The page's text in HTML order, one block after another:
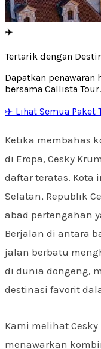
✈️
Tertarik dengan
Dapatkan
bersama Callista Tour.
✈️ Lihat Semua Paket
Ketika membahas
di Eropa, Cesky
daftar teratas. Kota
Selatan, Republik
abad pertengahan
Berjalan di antara
jalan berbatu
di dunia dongeng,
destinasi favorit
Kami melihat
menawarkan